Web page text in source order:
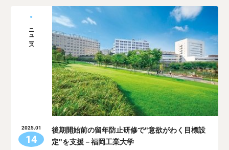
ニュース
2025.01
14
後期開始前の留年防止研修で"意欲がわく目標設
定"を支援－福岡工業大学